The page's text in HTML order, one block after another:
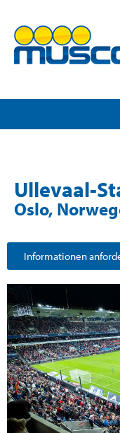
Ullevaal-
Oslo,
Informationen